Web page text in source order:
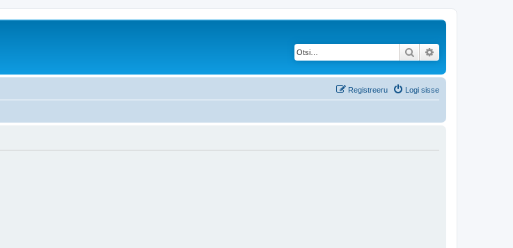
Otsi
Logi sisse
Registreeru